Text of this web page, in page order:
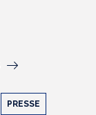
PRESSE